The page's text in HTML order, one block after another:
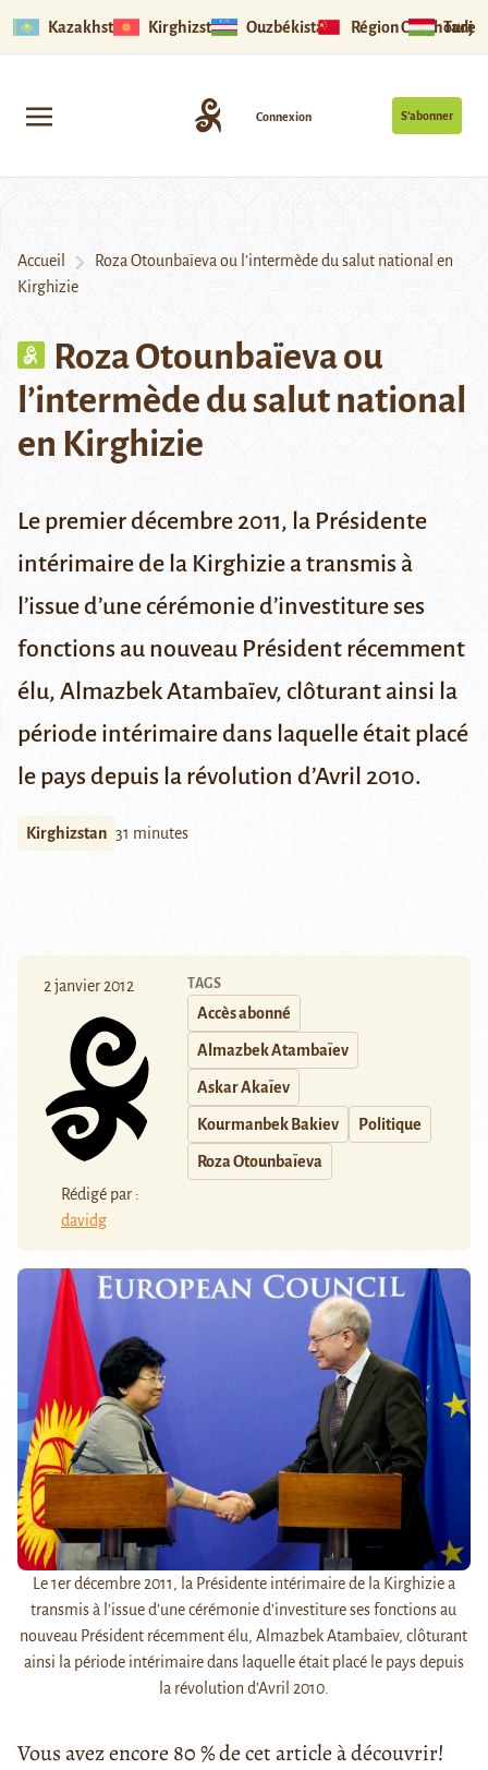
Kazakhstan Kirghizstan Ouzbékistan Région Ouïghoure
S’abonner
Connexion
Accueil
Roza Otounbaïeva ou l’intermède du salut national en
Kirghizie
Roza Otounbaïeva ou
l’intermède du salut national
en Kirghizie
Le premier décembre 2011, la Présidente
intérimaire de la Kirghizie a transmis à
l’issue d’une cérémonie d’investiture ses
fonctions au nouveau Président récemment
élu, Almazbek Atambaïev, clôturant ainsi la
période intérimaire dans laquelle était placé
le pays depuis la révolution d’Avril 2010.
Kirghizstan 31 minutes
2 janvier 2012
Rédigé par :
davidg
TAGS
Accès abonné
Almazbek Atambaïev
Askar Akaïev
Kourmanbek Bakiev Politique
Roza Otounbaïeva
Le 1er décembre 2011, la Présidente intérimaire de la Kirghizie a
transmis à l’issue d’une cérémonie d’investiture ses fonctions au
nouveau Président récemment élu, Almazbek Atambaïev, clôturant
ainsi la période intérimaire dans laquelle était placé le pays depuis
la révolution d’Avril 2010.
Vous avez encore 80 % de cet article à découvrir!